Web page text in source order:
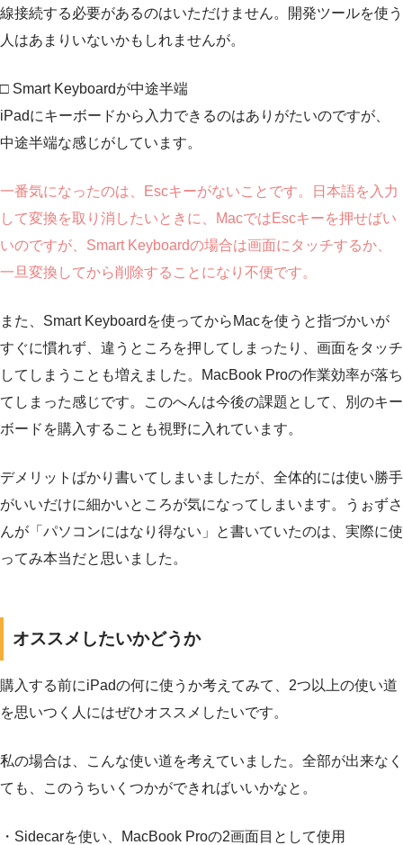
線接続する必要があるのはいただけません。開発ツールを使う
人はあまりいないかもしれませんが。
□ Smart Keyboardが中途半端
iPadにキーボードから入力できるのはありがたいのですが、
中途半端な感じがしています。
一番気になったのは、Escキーがないことです。日本語を入力
して変換を取り消したいときに、MacではEscキーを押せばい
いのですが、Smart Keyboardの場合は画面にタッチするか、
一旦変換してから削除することになり不便です。
また、Smart Keyboardを使ってからMacを使うと指づかいが
すぐに慣れず、違うところを押してしまったり、画面をタッチ
してしまうことも増えました。MacBook Proの作業効率が落ち
てしまった感じです。このへんは今後の課題として、別のキー
ボードを購入することも視野に入れています。
デメリットばかり書いてしまいましたが、全体的には使い勝手
がいいだけに細かいところが気になってしまいます。うぉずさ
んが「パソコンにはなり得ない」と書いていたのは、実際に使
ってみ本当だと思いました。
オススメしたいかどうか
購入する前にiPadの何に使うか考えてみて、2つ以上の使い道
を思いつく人にはぜひオススメしたいです。
私の場合は、こんな使い道を考えていました。全部が出来なく
ても、このうちいくつかができればいいかなと。
・Sidecarを使い、MacBook Proの2画面目として使用